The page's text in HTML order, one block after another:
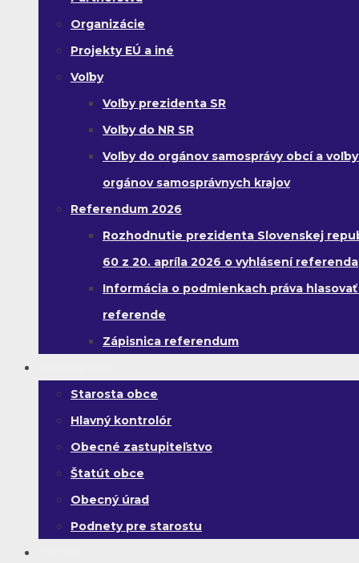
Organizácie
Projekty EÚ a iné
Voľby
Voľby prezidenta SR
Voľby do NR SR
Voľby do orgánov samosprávy obcí a
orgánov samosprávnych krajov
Referendum 2026
Rozhodnutie prezidenta Slovenskej
60 z 20. apríla 2026 o vyhlásení referenda
Informácia o podmienkach práva hlasovať
referende
Zápisnica referendum
Starosta obce
Hlavný kontrolór
Obecné zastupiteľstvo
Štatút obce
Obecný úrad
Podnety pre starostu